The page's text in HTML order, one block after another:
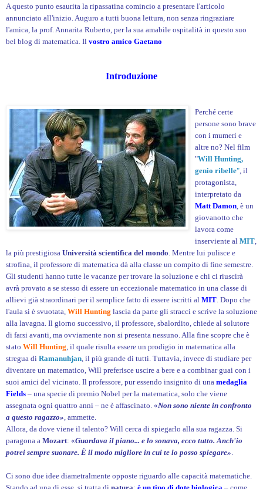
A questo punto esaurita la ripassatina comincio a presentare l'articolo
annunciato all'inizio. Auguro a tutti buona lettura, non senza ringraziare
l'amica, la prof. Annarita Ruberto, per la sua amabile ospitalità in questo suo
bel blog di matematica. Il vostro amico Gaetano
Introduzione
Perché certe
persone sono brave
con i mumeri e
altre no? Nel film
"Will Hunting,
genio ribelle" , il
protagonista,
interpretato da
Matt Damon , è un
giovanotto che
lavora come
inserviente al MIT
la più prestigiosa Università scientifìca del mondo . Mentre lui pulisce e
strofina, il professore di matematica dà alla classe un compito di fine semestre.
Gli studenti hanno tutte le vacanze per trovare la soluzione e chi ci riuscirà
avrà provato a se stesso di essere un eccezionale matematico in una classe di
allievi già straordinari per il semplice fatto di essere iscritti al MIT . Dopo che
l'aula si è svuotata, Will Hunting lascia da parte gli stracci e scrive la soluzione
alla lavagna. Il giorno successivo, il professore, sbalordito, chiede al solutore
di farsi avanti, ma ovviamente non si presenta nessuno. Alla fine scopre che è
stato Will Hunting , il quale risulta essere un prodigio in matematica alla
stregua di Ramanuhjan , il più grande di tutti. Tuttavia, invece di studiare per
diventare un matematico, Will preferisce uscire a bere e a combinar guai con i
suoi amici del vicinato. Il professore, pur essendo insignito di una medaglia
Fields – una specie di premio Nobel per la matematica, solo che viene
assegnata ogni quattro anni – ne è affascinato. «Non sono niente in confronto
a questo ragazzo» , ammette.
Allora, da dove viene il talento? Will cerca di spiegarlo alla sua ragazza. Si
paragona a Mozart: «Guardava il piano... e lo sonava, ecco tutto. Anch'io
potrei sempre suonare. È il modo migliore in cui te lo posso spiegare»
Ci sono due idee diametralmente opposte riguardo alle capacità matematiche.